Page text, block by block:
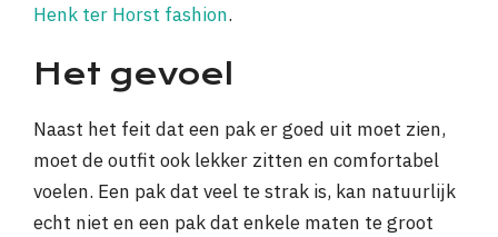
Henk ter Horst fashion.
Het gevoel
Naast het feit dat een pak er goed uit moet zien,
moet de outfit ook lekker zitten en comfortabel
voelen. Een pak dat veel te strak is, kan natuurlijk
echt niet en een pak dat enkele maten te groot